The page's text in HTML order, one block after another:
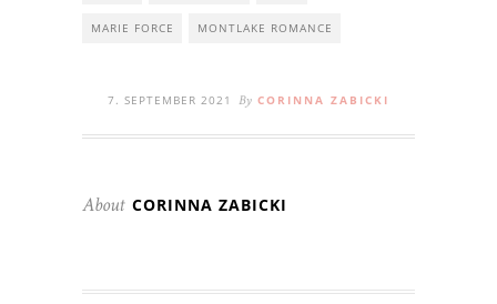
MARIE FORCE MONTLAKE ROMANCE
7. SEPTEMBER 2021 By CORINNA ZABICKI
About CORINNA ZABICKI